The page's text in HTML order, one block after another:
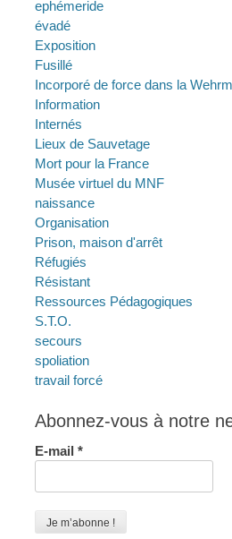
ephémeride
évadé
Exposition
Fusillé
Incorporé de force dans la
Information
Internés
Lieux de Sauvetage
Mort pour la France
Musée virtuel du MNF
naissance
Organisation
Prison, maison d'arrêt
Réfugiés
Résistant
Ressources Pédagogiques
S.T.O.
secours
spoliation
travail forcé
Abonnez-vous à notre
E-mail *